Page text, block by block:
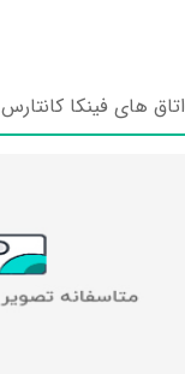
اتاق های فینکا کانتارس